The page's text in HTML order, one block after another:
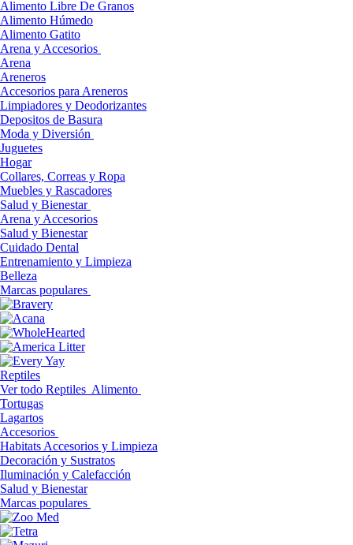
Alimento Libre De Granos
Alimento Húmedo
Alimento Gatito
Arena y Accesorios
Arena
Areneros
Accesorios para Areneros
Limpiadores y Deodorizantes
Depositos de Basura
Moda y Diversión
Juguetes
Hogar
Collares, Correas y Ropa
Muebles y Rascadores
Salud y Bienestar
Arena y Accesorios
Salud y Bienestar
Cuidado Dental
Entrenamiento y Limpieza
Belleza
Marcas populares
Reptiles
Ver todo Reptiles Alimento
Tortugas
Lagartos
Accesorios
Habitats Accesorios y Limpieza
Decoración y Sustratos
Iluminación y Calefacción
Salud y Bienestar
Marcas populares